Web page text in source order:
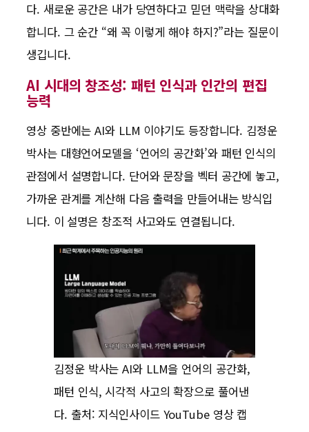
다. 새로운 공간은 내가 당연하다고 믿던 맥락을 상대화
합니다. 그 순간 “왜 꼭 이렇게 해야 하지?”라는 질문이
생깁니다.
AI 시대의 창조성: 패턴 인식과 인간의 편집
능력
영상 중반에는 AI와 LLM 이야기도 등장합니다. 김정운
박사는 대형언어모델을 ‘언어의 공간화’와 패턴 인식의
관점에서 설명합니다. 단어와 문장을 벡터 공간에 놓고,
가까운 관계를 계산해 다음 출력을 만들어내는 방식입
니다. 이 설명은 창조적 사고와도 연결됩니다.
김정운 박사는 AI와 LLM을 언어의 공간화,
패턴 인식, 시각적 사고의 확장으로 풀어낸
다. 출처: 지식인사이드 YouTube 영상 캡